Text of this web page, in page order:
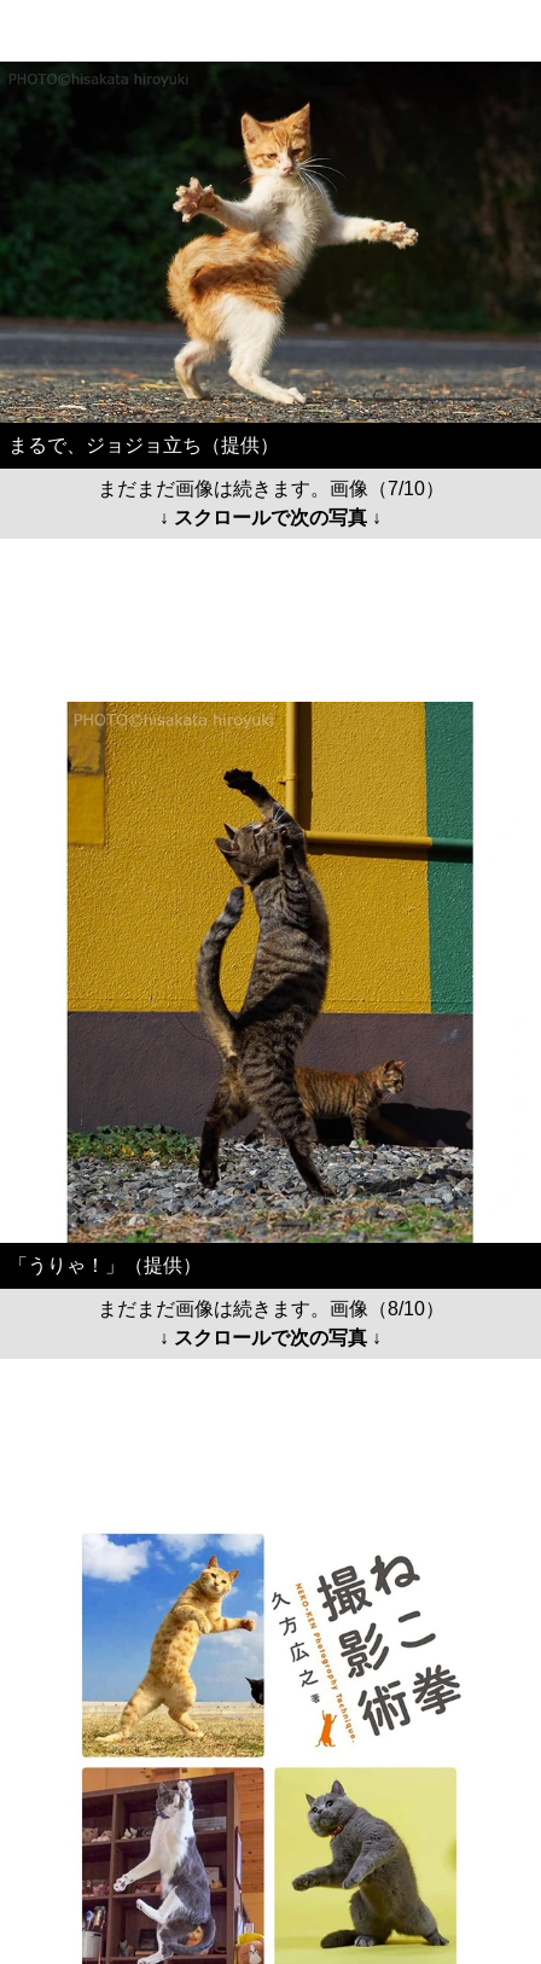
まるで、ジョジョ立ち（提供）
まだまだ画像は続きます。画像（7/10）
↓ スクロールで次の写真 ↓
「うりゃ！」（提供）
まだまだ画像は続きます。画像（8/10）
↓ スクロールで次の写真 ↓